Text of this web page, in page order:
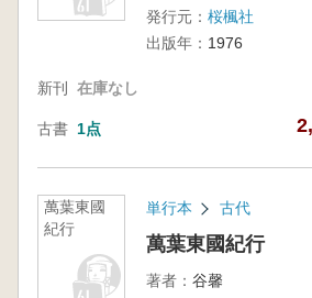
発行元： 桜楓社
出版年： 1976
新刊 在庫なし
古書 1点
萬葉東國
紀行
単行本 古代
萬葉東國紀行
著者： 谷馨